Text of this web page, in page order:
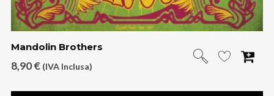
Mandolin Brothers
8,90€ (IVA Inclusa)